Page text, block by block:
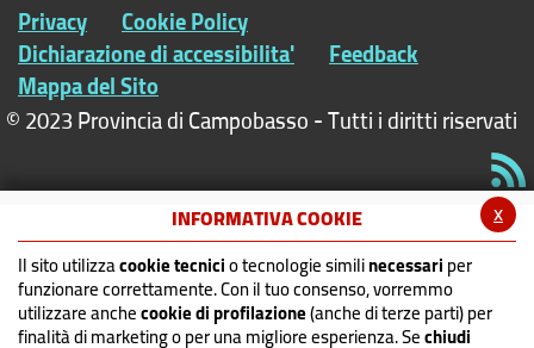
x
INFORMATIVA COOKIE
Il sito utilizzacookie tecnicio tecnologie similinecessariper
funzionare correttamente. Con il tuo consenso, vorremmo
utilizzare anchecookie di profilazione(anche di terze parti) per
finalità di marketing o per una migliore esperienza. Sechiudi
Privacy Cookie Policy
Dichiarazione di accessibilita' Feedback
Mappa del Sito
© 2023 Provincia di Campobasso - Tutti i diritti riservati